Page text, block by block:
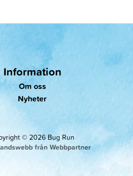
Information
Om oss
Nyheter
© 2026 Bug Run
från Webbpartner